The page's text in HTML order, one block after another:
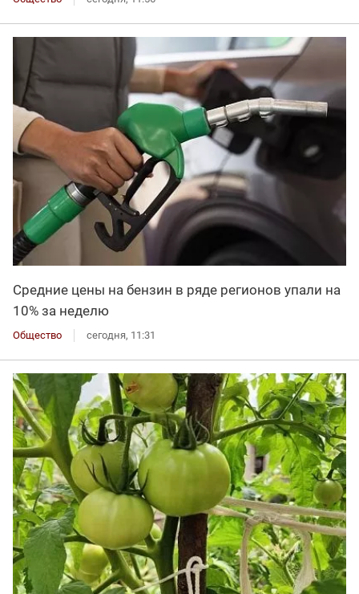
Средние цены на бензин в ряде регионов упали на
10% за неделю
Общество сегодня, 11:31